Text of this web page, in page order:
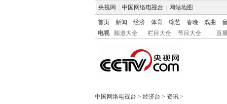
央视网 中国网络电视台 网站地图
首页 新闻 经济 体育 综艺 春晚 戏曲
电视
频道大全 栏目大全 节目大全 直
中国网络电视台 > 经济台 > 资讯 >